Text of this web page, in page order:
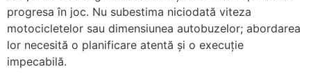
progresa în joc. Nu subestima niciodată viteza
motocicletelor sau dimensiunea autobuzelor; abordarea
lor necesită o planificare atentă și o execuție
impecabilă.